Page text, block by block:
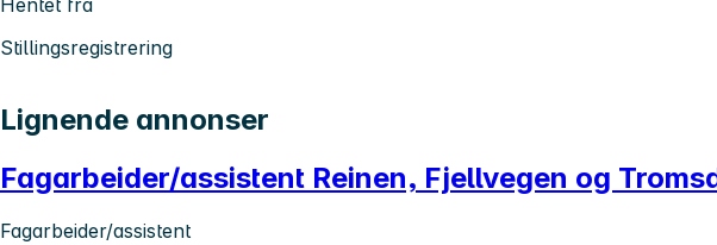
Hentet fra
Stillingsregistrering
Lignende annonser
Fagarbeider/assistent Reinen, Fjellvegen og
Fagarbeider/assistent